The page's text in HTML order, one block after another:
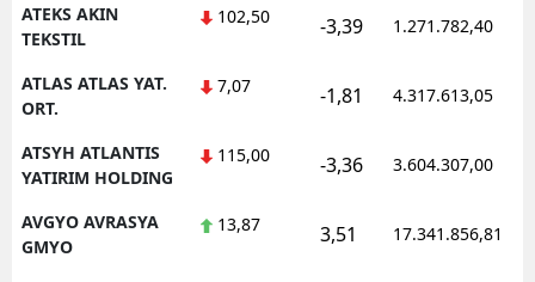
ATEKS AKIN
TEKSTIL
102,50 -3,39 1.271.782,40
ATLAS ATLAS YAT.
ORT.
7,07 -1,81 4.317.613,05
ATSYH ATLANTIS
YATIRIM HOLDING
115,00 -3,36 3.604.307,00
AVGYO AVRASYA
GMYO
13,87 3,51 17.341.856,81